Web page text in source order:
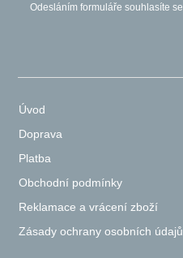
Odesláním formuláře souhlasíte se
Úvod
Doprava
Platba
Obchodní podmínky
Reklamace a vrácení zboží
Zásady ochrany osobních údajů